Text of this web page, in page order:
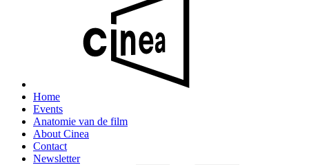
Home
Events
Anatomie van de film
About Cinea
Contact
Newsletter